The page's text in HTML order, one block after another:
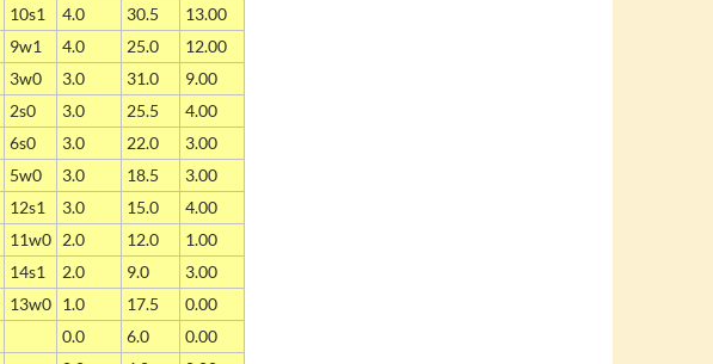
10s1 4.0 30.5
13.00
9w1 4.0 25.0
12.00
3w0 3.0 31.0
9.00
2s0 3.0 25.5
4.00
6s0 3.0 22.0
3.00
5w0 3.0 18.5
3.00
12s1 3.0 15.0
4.00
11w0 2.0 12.0
1.00
14s1 2.0 9.0
3.00
13w0 1.0 17.5
0.00
0.0 6.0
0.00